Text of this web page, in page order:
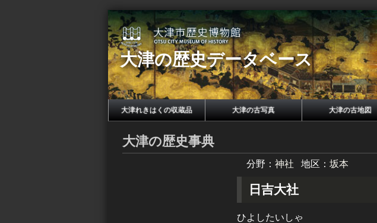
大津の歴史データベース
大津れきはくの収蔵品 大津の古写真 大津の古地図
大津の歴史事典
分野： 神社 地区： 坂本
日吉大社
ひよしたいしゃ